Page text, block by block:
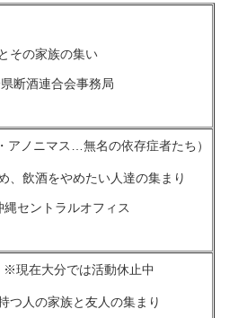
その家族の集い
断酒連合会事務局
アノニマス…無名の依存症者たち）
、飲酒をやめたい人達の集まり
セントラルオフィス
※現在大分では活動休止中
つ人の家族と友人の集まり